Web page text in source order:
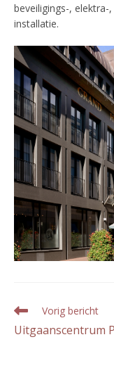
beveiligings-,
installatie.
Lees
artikelen
Vorig bericht
Uitgaanscentrum